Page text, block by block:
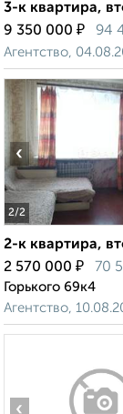
3-к квартира,
9 350 000 ₽ 94
Агентство,
2/2
‹
2-к квартира,
2 570 000 ₽ 70
Горького 69к4
Агентство,
‹